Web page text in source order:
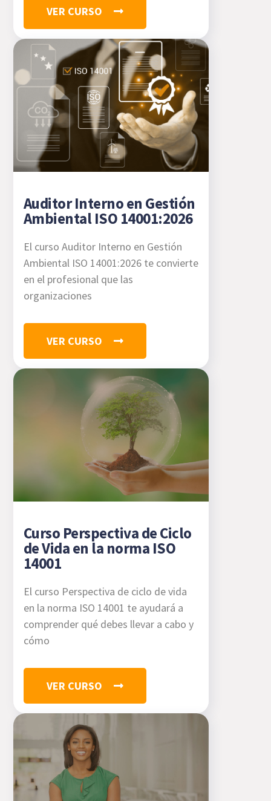
VER CURSO
Auditor Interno en Gestión
Ambiental ISO 14001:2026
El curso Auditor Interno en Gestión
Ambiental ISO 14001:2026 te convierte
en el profesional que las
organizaciones
VER CURSO
Curso Perspectiva de Ciclo
de Vida en la norma ISO
14001
El curso Perspectiva de ciclo de vida
en la norma ISO 14001 te ayudará a
comprender qué debes llevar a cabo y
cómo
VER CURSO